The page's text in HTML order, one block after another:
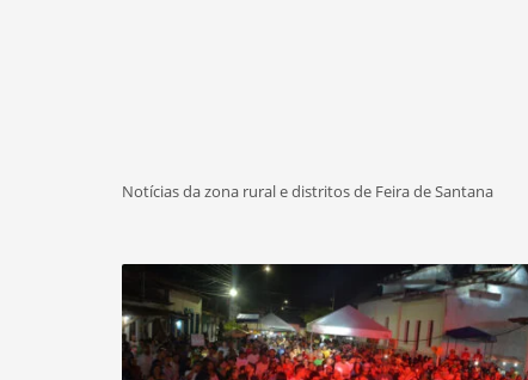
Notícias da zona rural e distritos de Feira de Santana